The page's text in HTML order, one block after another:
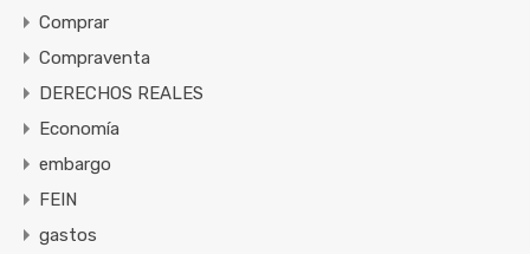
Comprar
Compraventa
DERECHOS REALES
Economía
embargo
FEIN
gastos